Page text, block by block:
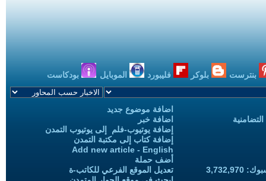
بنترست بلوكر فليبورد الموبايل بودكاست
اضافة موضوع جديد
اضافة خبر
إضافة يوتيوب-فلم إلى يوتيوب التمدن
إضافة كتاب إلى مكتبة التمدن
Add new article - English
أضف حملة
تعديل الموقع الفرعي للكاتب-ة